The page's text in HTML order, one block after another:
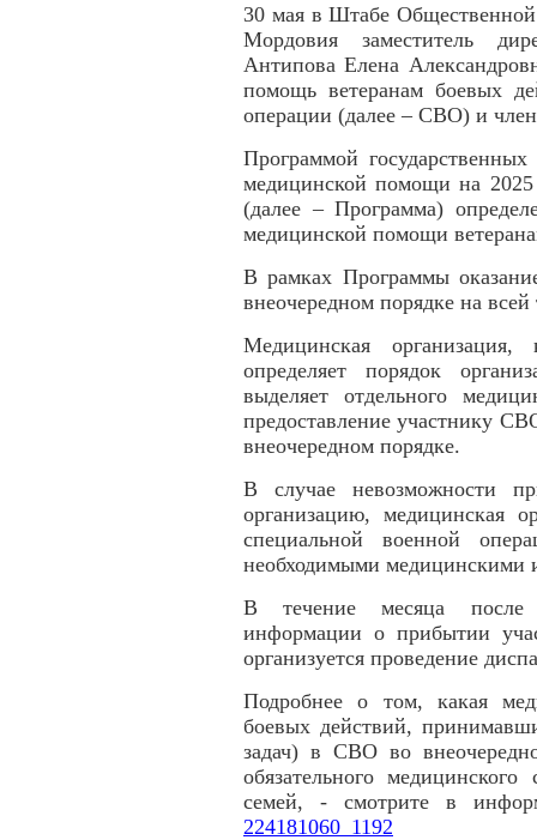
30 мая в Штабе
Мордовия заместитель
Антипова Елена
помощь ветеранам боевых
операции (далее – СВО) и
Программой
медицинской помощи на
(далее – Программа)
медицинской помощи
В рамках Программы
внеочередном порядке на
Медицинская
определяет порядок
выделяет отдельного
предоставление участнику
внеочередном порядке.
В случае невозможности
организацию, медицинская
специальной военной
необходимыми медицинскими
В течение месяца после
информации о прибытии
организуется проведение
Подробнее о том, какая
боевых действий,
задач) в СВО во
обязательного
семей, - смотрите в
224181060_1192